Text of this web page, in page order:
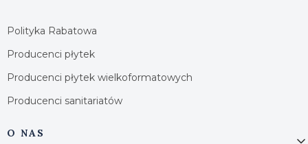
Polityka Rabatowa
Producenci płytek
Producenci płytek wielkoformatowych
Producenci sanitariatów
O NAS